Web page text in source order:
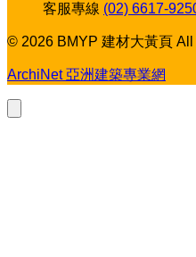
客服專線 (02) 6617-
© 2026 BMYP 建材大黃頁
ArchiNet 亞洲建築專業網